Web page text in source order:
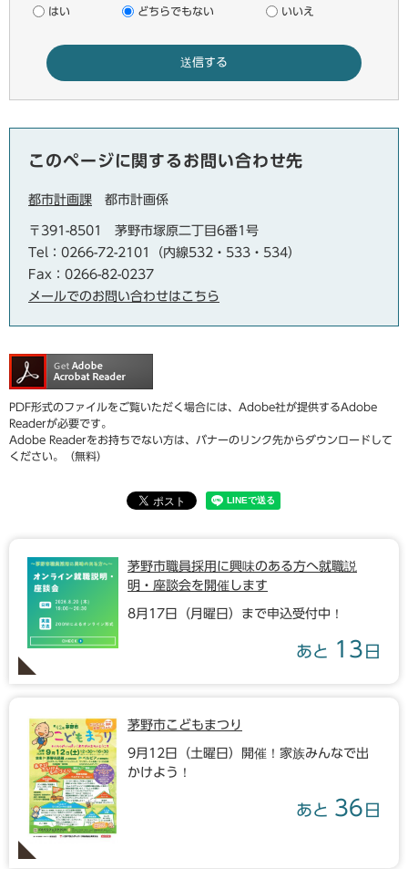
はい どちらでもない いいえ
このページに関するお問い合わせ先
都市計画課 都市計画係
〒391-8501
茅野市塚原二丁目6番1号
Tel：0266-72-2101（内線532・533・534）
Fax：0266-82-0237
メールでのお問い合わせはこちら
PDF形式のファイルをご覧いただく場合には、Adobe社が提供するAdobe
Readerが必要です。
Adobe Readerをお持ちでない方は、バナーのリンク先からダウンロードして
ください。（無料）
茅野市職員採用に興味のある方へ就職説
明・座談会を開催します
8月17日（月曜日）まで申込受付中！
あと 13 日
茅野市こどもまつり
9月12日（土曜日）開催！家族みんなで出
かけよう！
あと 36 日